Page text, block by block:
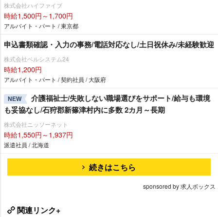
株式会社ハイファイブ
時給1,500円～1,700円
アルバイト・パート / 東京都
申込書類確認・入力の事務/電話対応なし/土日祝休み/未経験歓迎
株式会社ベルシステム24
時給1,200円
アルバイト・パート / 契約社員 / 大阪府
NEW
介護福祉士/失敗しない職場選びをサポート/給与も環境
も妥協なし/石狩郡新篠津村内に多数 2カ月～長期
株式会社ニッソーネット
時給1,550円～1,937円
派遣社員 / 北海道
続きはこちら
sponsored by 求人ボックス
関連リンク+